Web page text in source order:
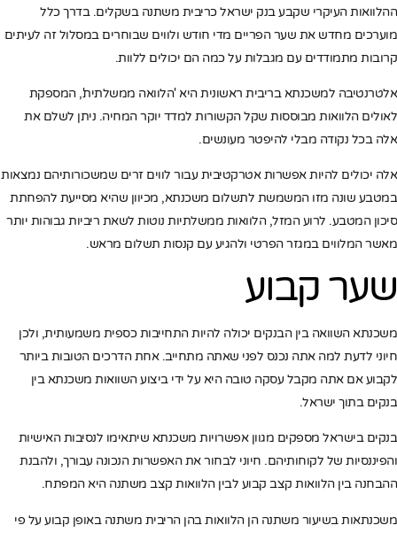
ההלוואות העיקרי שקבע בנק ישראל כריבית משתנה בשקלים. בדרך כלל
מוערכים מחדש את שער הפריים מדי חודש ולווים שבוחרים במסלול זה לעיתים
קרובות מתמודדים עם מגבלות על כמה הם יכולים ללוות.
אלטרנטיבה למשכנתא בריבית ראשונית היא 'הלוואה ממשלתית', המספקת
לאולים הלוואות מבוססות שקל הקשורות למדד יוקר המחיה. ניתן לשלם את
אלה בכל נקודה מבלי להיפטר מעונשים.
אלה יכולים להיות אפשרות אטרקטיבית עבור לווים זרים שמשכורותיהם נמצאות
במטבע שונה מזו המשמשת לתשלום משכנתא, מכיוון שהיא מסייעת להפחתת
סיכון המטבע. לרוע המזל, הלוואות ממשלתיות נוטות לשאת ריביות גבוהות יותר
מאשר המלווים במגזר הפרטי ולהגיע עם קנסות תשלום מראש.
שער קבוע
משכנתא השוואה בין הבנקים יכולה להיות התחייבות כספית משמעותית, ולכן
חיוני לדעת למה אתה נכנס לפני שאתה מתחייב. אחת הדרכים הטובות ביותר
לקבוע אם אתה מקבל עסקה טובה היא על ידי ביצוע השוואות משכנתא בין
בנקים בתוך ישראל.
בנקים בישראל מספקים מגוון אפשרויות משכנתא שיתאימו לנסיבות האישיות
והפיננסיות של לקוחותיהם. חיוני לבחור את האפשרות הנכונה עבורך, ולהבנת
ההבחנה בין הלוואות קצב קבוע לבין הלוואות קצב משתנה היא המפתח.
משכנתאות בשיעור משתנה הן הלוואות בהן הריבית משתנה באופן קבוע על פי